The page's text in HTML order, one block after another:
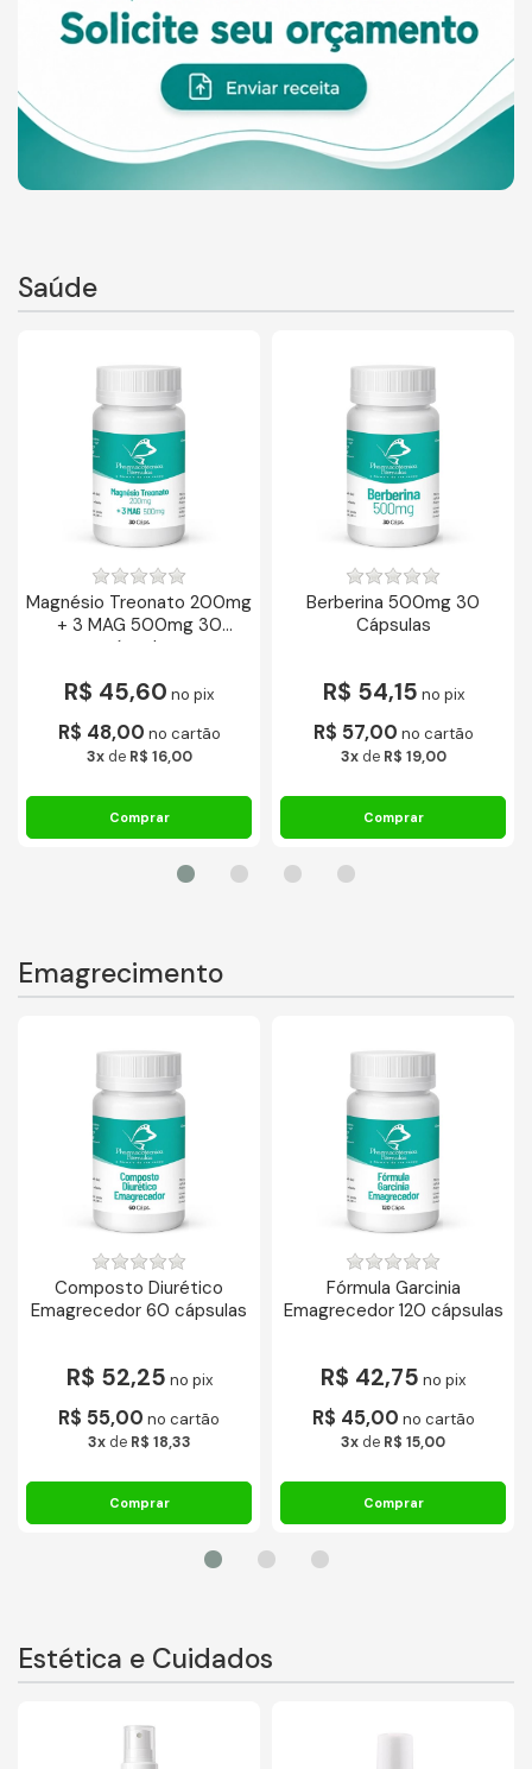
Saúde
Magnésio Treonato 200mg
+ 3 MAG 500mg 30
cápsulas
R$ 45,60 no pix
R$ 48,00 no cartão
3xde R$ 16,00
Berberina 500mg 30
Cápsulas
R$ 54,15 no pix
R$ 57,00 no cartão
3xde R$ 19,00
Emagrecimento
Composto Diurético
Emagrecedor 60 cápsulas
R$ 52,25 no pix
R$ 55,00 no cartão
3xde R$ 18,33
Fórmula Garcinia
Emagrecedor 120 cápsulas
R$ 42,75 no pix
R$ 45,00 no cartão
3x de R$ 15,00
Estética e Cuidados